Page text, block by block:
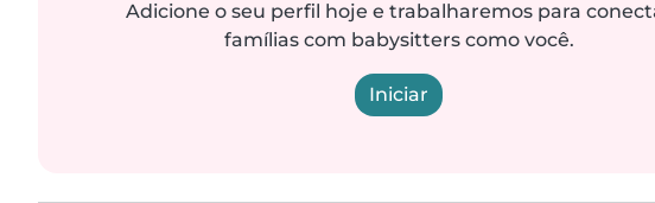
Adicione o seu perfil hoje e trabalharemos para
famílias com babysitters como você.
Iniciar